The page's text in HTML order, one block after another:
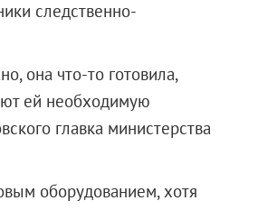
следственно-
она что-то готовила,
ей необходимую
главка министерства
оборудованием, хотя